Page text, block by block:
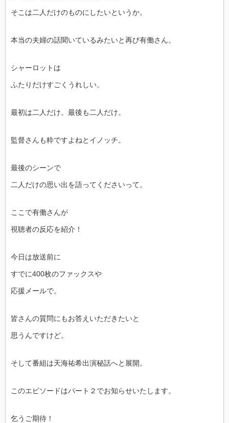
そこは二人だけのものにしたいというか。
本当の夫婦の話聞いているみたいと再び有働さん。
シャーロットは
ふたりだけすごくうれしい。
最初は二人だけ。最後も二人だけ。
監督さんも粋ですよねとイノッチ。
最後のシーンで
二人だけの思い出を語ってくださいって。
ここで有働さんが
視聴者の反応を紹介！
今日は放送前に
すでに400枚のファックスや
応援メールで。
皆さんの質問にもお答えいただきたいと
思うんですけど。
そして番組は天海祐希出演秘話へと展開。
このエピソードはパート２でお知らせいたします。
乞うご期待！